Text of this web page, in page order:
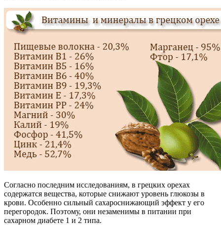
Согласно последним исследованиям, в грецких орехах
содержатся вещества, которые снижают уровень глюкозы в
крови. Особенно сильный сахароснижающий эффект у его
перегородок. Поэтому, они незаменимы в питании при
сахарном диабете 1 и 2 типа.